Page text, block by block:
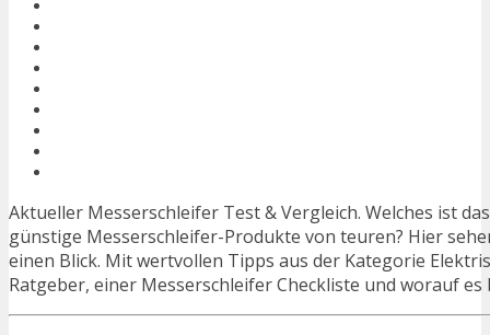
Aktueller Messerschleifer Test & Vergleich. Welches ist
günstige Messerschleifer-Produkte von teuren? Hier
einen Blick. Mit wertvollen Tipps aus der Kategorie
Ratgeber, einer Messerschleifer Checkliste und worauf